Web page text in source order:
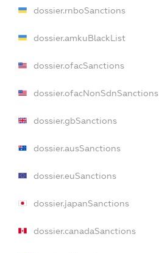
dossier.rnboSanctions
dossier.amkuBlackList
dossier.ofacSanctions
dossier.ofacNonSdnSanctions
dossier.gbSanctions
dossier.ausSanctions
dossier.euSanctions
dossier.japanSanctions
dossier.canadaSanctions